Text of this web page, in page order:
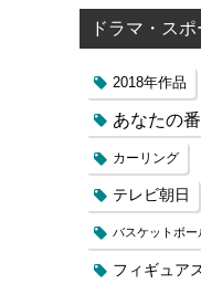
ドラマ・ス
2018年作品
あなたの
カーリング
テレビ朝日
バスケットボー
フィギュア